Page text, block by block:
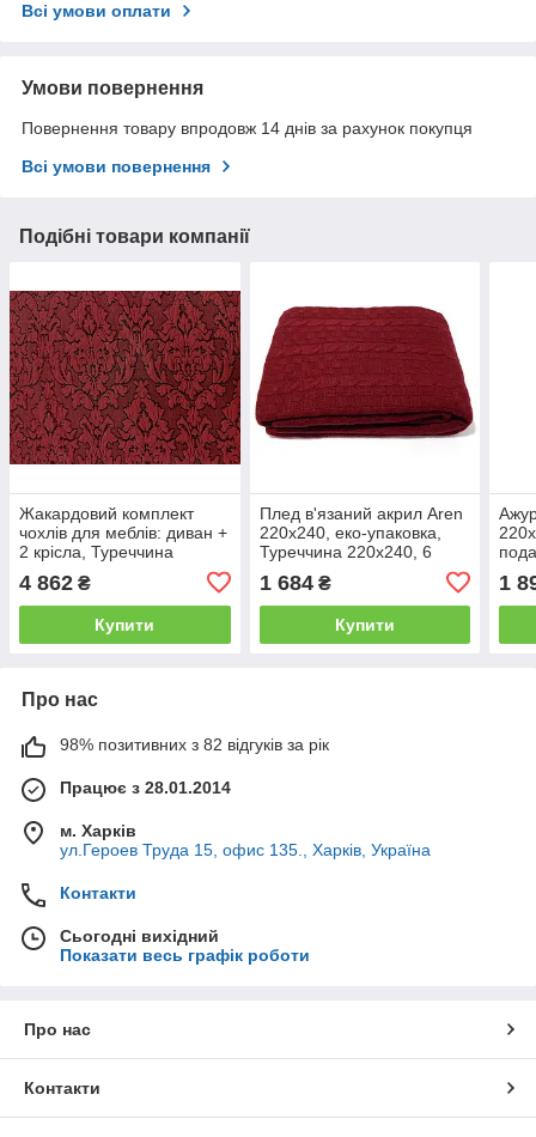
Всі умови оплати
Умови повернення
Повернення товару впродовж 14 днів за рахунок покупця
Всі умови повернення
Подібні товари компанії
Жакардовий комплект
чохлів для меблів: диван +
2 крісла, Туреччина
4 862 ₴
Купити
Плед в'язаний акрил Aren
220x240, еко-упаковка,
Туреччина 220x240, 6
1 684₴
Купити
1
Про нас
98% позитивних з 82 відгуків за рік
Працює з 28.01.2014
м. Харків
ул.Героев Труда 15, офис 135., Харків, Україна
Контакти
Сьогодні вихідний
Показати весь графік роботи
Про нас
Контакти